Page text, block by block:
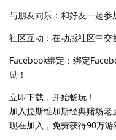
与朋友同乐：和好友一起参
社区互动：在动感社区中交
Facebook绑定：绑定
励！
立即下载，开始畅玩！
加入拉斯维加斯经典赌场老
现在加入，免费获得90万